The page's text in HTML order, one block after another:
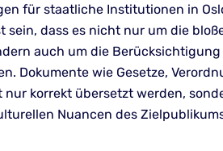
für staatliche Institutionen in
dass es nicht nur um die
auch um die
Dokumente wie Gesetze,
korrekt übersetzt werden,
Nuancen des